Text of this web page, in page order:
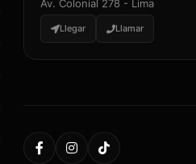
Av. Colonial 278 - Lima
Llegar Llamar